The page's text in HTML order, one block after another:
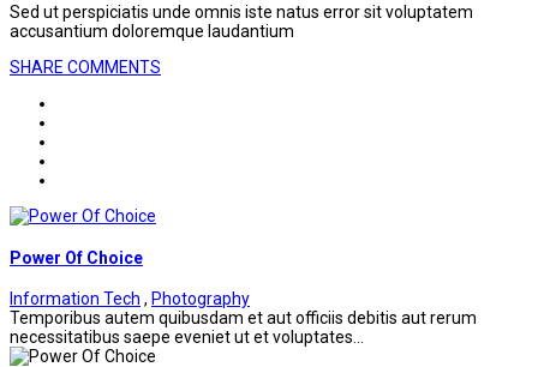
Sed ut perspiciatis unde omnis iste natus error sit voluptatem
accusantium doloremque laudantium
SHARE COMMENTS
Power Of Choice
Information Tech , Photography
Temporibus autem quibusdam et aut officiis debitis aut rerum
necessitatibus saepe eveniet ut et voluptates...